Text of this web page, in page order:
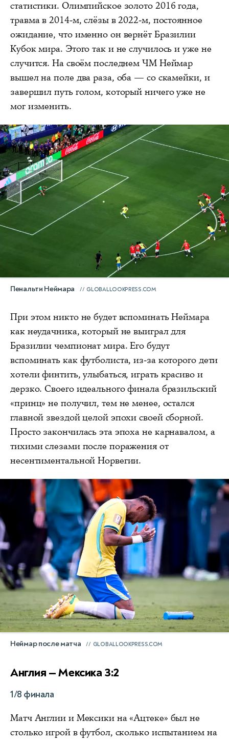
статистики. Олимпийское золото 2016 года,
травма в 2014-м, слёзы в 2022-м, постоянное
ожидание, что именно он вернёт Бразилии
Кубок мира. Этого так и не случилось и уже не
случится. На своём последнем ЧМ Неймар
вышел на поле два раза, оба — со скамейки, и
завершил путь голом, который ничего уже не
мог изменить.
Пенальти Неймара GLOBALLOOKPRESS.COM
При этом никто не будет вспоминать Неймара
как неудачника, который не выиграл для
Бразилии чемпионат мира. Его будут
вспоминать как футболиста, из-за которого дети
хотели финтить, улыбаться, играть красиво и
дерзко. Своего идеального финала бразильский
«принц» не получил, тем не менее, остался
главной звездой целой эпохи своей сборной.
Просто закончилась эта эпоха не карнавалом, а
тихими слезами после поражения от
несентиментальной Норвегии.
Неймар после матча GLOBALLOOKPRESS.COM
Англия — Мексика 3:2
1/8 финала
Матч Англии и Мексики на «Ацтеке» был не
столько игрой в футбол, сколько испытанием на